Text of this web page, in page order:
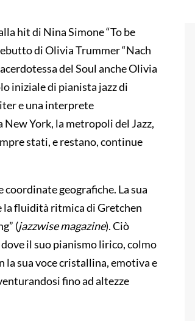
hit di Nina Simone “To be
di Olivia Trummer “Nach
del Soul anche Olivia
iniziale di pianista jazz di
e una interprete
York, la metropoli del Jazz,
stati, e restano, continue
geografiche. La sua
la fluidità ritmica di Gretchen
(jazzwise magazine). Ciò
il suo pianismo lirico, colmo
la sua voce cristallina, emotiva e
fino ad altezze